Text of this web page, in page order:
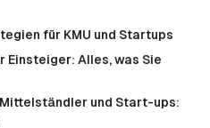
für KMU und Startups
Alles, was Sie
und Start-ups: